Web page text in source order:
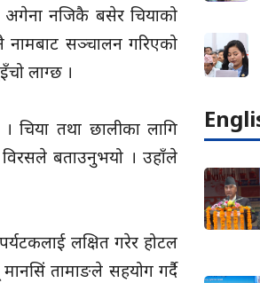
अगेना नजिकै बसेर चियाको
सञ्चालन गरिएको
लाग्छ ।
चिया तथा छालीका लागि
विरसले बताउनुभयो । उहाँले
लक्षित गरेर होटल
तामाङले सहयोग गर्दै